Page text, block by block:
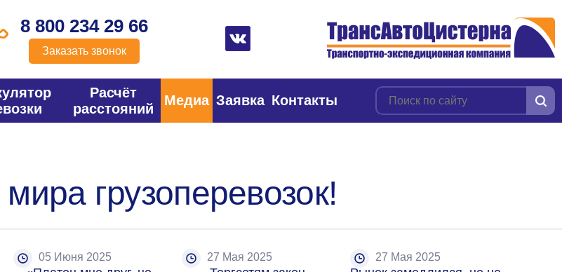
8 800 234 29 66
Заказать звонок
Расчёт
расстояний
Медиа Заявка Контакты
грузоперевозок!
05 Июня 2025 27 Мая 2025 27 Мая 2025